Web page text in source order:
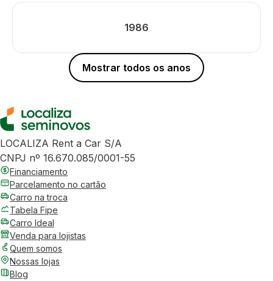
1986
Mostrar todos os anos
LOCALIZA Rent a Car S/A
CNPJ nº 16.670.085/0001-55
Financiamento
Parcelamento no cartão
Carro na troca
Tabela Fipe
Carro Ideal
Venda para lojistas
Quem somos
Nossas lojas
Blog